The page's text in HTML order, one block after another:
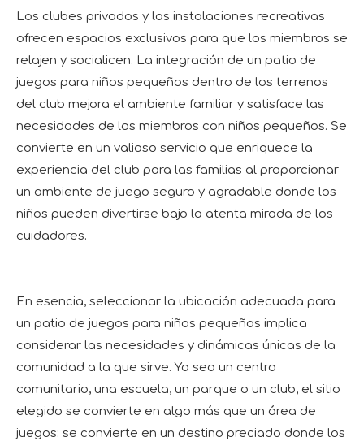
Los clubes privados y las instalaciones recreativas
ofrecen espacios exclusivos para que los miembros se
relajen y socialicen. La integración de un patio de
juegos para niños pequeños dentro de los terrenos
del club mejora el ambiente familiar y satisface las
necesidades de los miembros con niños pequeños. Se
convierte en un valioso servicio que enriquece la
experiencia del club para las familias al proporcionar
un ambiente de juego seguro y agradable donde los
niños pueden divertirse bajo la atenta mirada de los
cuidadores.
En esencia, seleccionar la ubicación adecuada para
un patio de juegos para niños pequeños implica
considerar las necesidades y dinámicas únicas de la
comunidad a la que sirve. Ya sea un centro
comunitario, una escuela, un parque o un club, el sitio
elegido se convierte en algo más que un área de
juegos: se convierte en un destino preciado donde los